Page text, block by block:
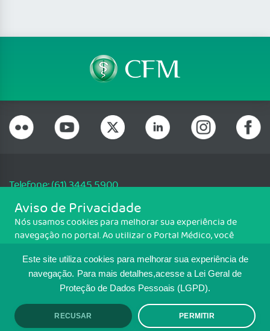
Este site utiliza cookies para melhorar sua experiência de
navegação. Para mais detalhes,acesse a Lei Geral de
Proteção de Dados Pessoais (LGPD).
RECUSAR PERMITIR
Telefone: (61) 3445 5900
Email: cfm@portalmedico.org.br
SGAS 616, Conjunto D, Lote 115, L2 Sul, Brasília/DF - CEP: 70200-760 -
CNPJ: 33.583.550/0001-30
MAPA DO SITE
TRANSPARÊNCIA E PRESTAÇÃO DE
CONTAS
Aviso de Privacidade
Nós usamos cookies para melhorar sua experiência de
navegação no portal. Ao utilizar o Portal Médico, você
Para ter mais informações sobre como isso é feito, acesse
Política de cookies. Se você concorda, clique em ACEITO.
ACEITO